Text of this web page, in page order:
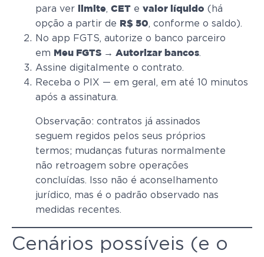
para ver
limite, CET e valor líquido (há
opção a partir de
R$ 50, conforme o saldo).
No app FGTS, autorize o banco parceiro
em
Meu FGTS → Autorizar bancos.
Assine digitalmente o contrato.
Receba o PIX — em geral, em até 10 minutos
após a assinatura.
Observação: contratos já assinados
seguem regidos pelos seus próprios
termos; mudanças futuras normalmente
não retroagem sobre operações
concluídas. Isso não é aconselhamento
jurídico, mas é o padrão observado nas
medidas recentes.
Cenários possíveis (e o